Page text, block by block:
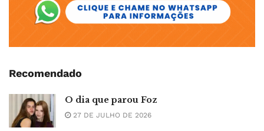
Recomendado
O dia que parou Foz
27 DE JULHO DE 2026